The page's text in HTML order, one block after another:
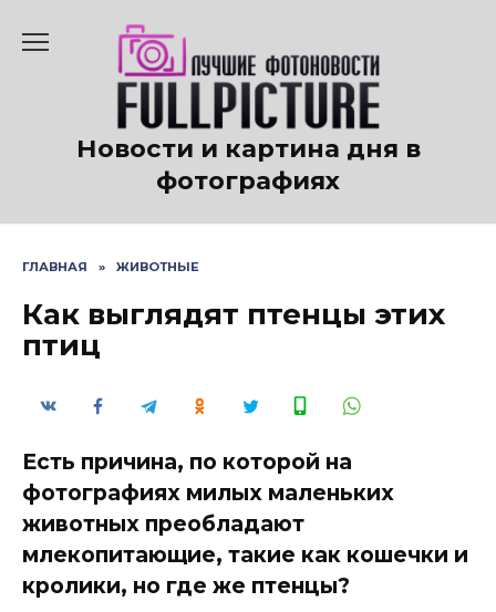
содержанию
Новости и картина дня в
фотографиях
ГЛАВНАЯ » ЖИВОТНЫЕ
Как выглядят птенцы этих
птиц
Есть причина, по которой на
фотографиях милых маленьких
животных преобладают
млекопитающие, такие как кошечки и
кролики, но где же птенцы?